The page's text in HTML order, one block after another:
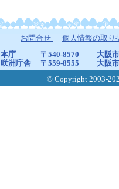
お問合せ 個人情報の取り
本庁 〒540-8570
大阪
咲洲庁舎
〒559-8555
大阪
© Copyright 2003-